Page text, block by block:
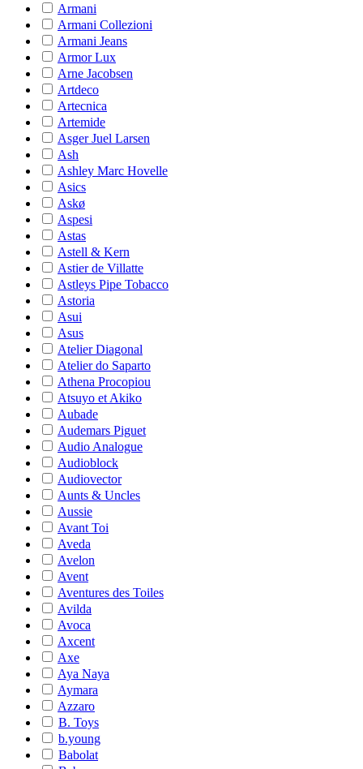
Armani
Armani Collezioni
Armani Jeans
Armor Lux
Arne Jacobsen
Artdeco
Artecnica
Artemide
Asger Juel Larsen
Ash
Ashley Marc Hovelle
Asics
Askø
Aspesi
Astas
Astell & Kern
Astier de Villatte
Astleys Pipe Tobacco
Astoria
Asui
Asus
Atelier Diagonal
Atelier do Saparto
Athena Procopiou
Atsuyo et Akiko
Aubade
Audemars Piguet
Audio Analogue
Audioblock
Audiovector
Aunts & Uncles
Aussie
Avant Toi
Aveda
Avelon
Avent
Aventures des Toiles
Avilda
Avoca
Axcent
Axe
Aya Naya
Aymara
Azzaro
B. Toys
b.young
Babolat